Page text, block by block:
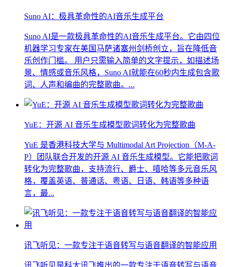
Suno AI：极具革命性的AI音乐生成平台
Suno AI是一款极具革命性的AI音乐生成平台。它由四位
机器学习专家在美国马萨诸塞州剑桥创立，旨在降低音
乐创作门槛。 用户只需输入简单的文字提示，如描述场
景、情感或音乐风格，Suno AI就能在60秒内生成包含歌
词、人声和编曲的完整歌曲。...
YuE：开源 AI 音乐生成模型歌词转化为完整歌曲
YuE 是香港科技大学与 Multimodal Art Projection（M-A-
P）团队联合开发的开源 AI 音乐生成模型。它能把歌词
转化为完整歌曲，支持流行、爵士、嘻哈等多元音乐风
格，覆盖英语、普通话、粤语、日语、韩语等多种语
言，最...
讯飞听见：一款专注于语音转写与语音翻译的智能应用